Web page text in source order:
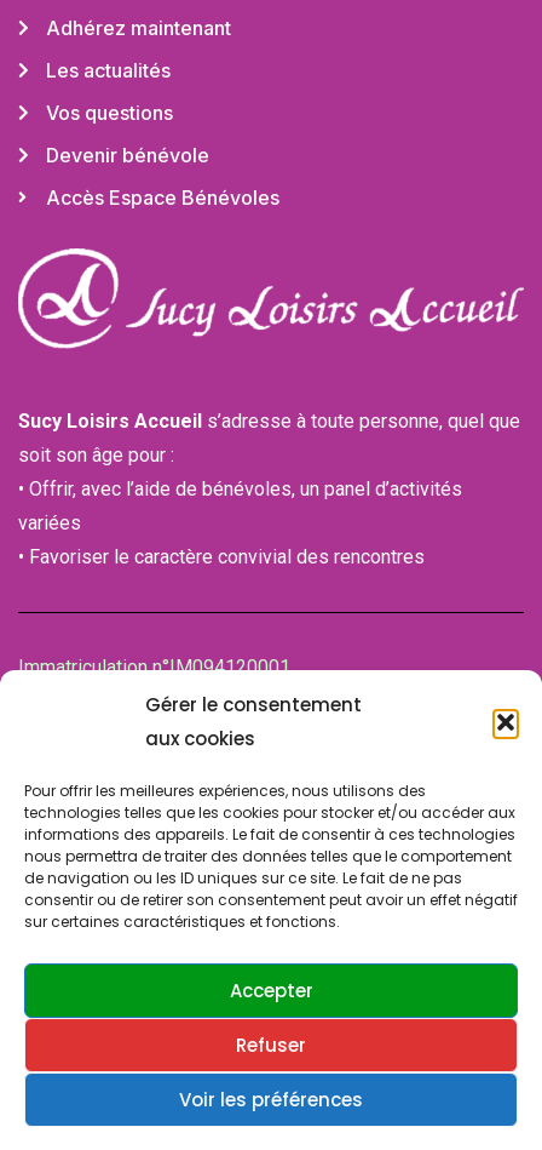
Gérer le consentement
aux cookies
Pour offrir les meilleures expériences, nous utilisons des
technologies telles que les cookies pour stocker et/ou accéder aux
informations des appareils. Le fait de consentir à ces technologies
nous permettra de traiter des données telles que le comportement
de navigation ou les ID uniques sur ce site. Le fait de ne pas
consentir ou de retirer son consentement peut avoir un effet négatif
sur certaines caractéristiques et fonctions.
Accepter
Refuser
Voir les préférences
Adhérez maintenant
Les actualités
Vos questions
Devenir bénévole
Accès Espace Bénévoles
Sucy Loisirs Accueil s’adresse à toute personne, quel que
soit son âge pour :
• Offrir, avec l’aide de bénévoles, un panel d’activités
variées
• Favoriser le caractère convivial des rencontres
Immatriculation n°IM094120001
de la Chambre des associations (CDA)
94100 SAINT-MAUR-DES-FOSSES
Design & Développement par
Politique de confidentialité
Cookies & vie privée